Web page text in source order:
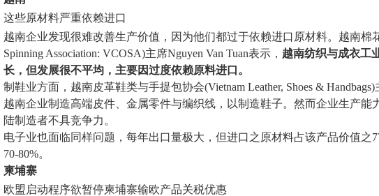
这些原材料严重依赖进口
越南企业发现很难改善生产价值，因为他们都过于依赖进口原材料。越南棉
Spinning Association: VCOSA)主席Nguyen Van Tuan表示， 越南纺织与成衣工
长，但发展很不平均，主要因过度依赖原料进口。
制鞋业方面，越南皮革鞋类与手提包协会(Vietnam Leather, Shoes &
越南企业制造高端皮件、金属零件与编织线，以制造鞋子。然而企业生产能
陆制造者不具竞争力。
电子业也面临同样问题，每年出口量极大，但进口之原材料占该产品价值之
70-80%。
柬埔寨
欧盟启动程序欲暂停柬埔寨输欧产品关税优惠